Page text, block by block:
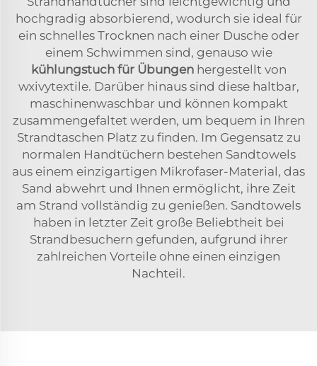
hochgradig absorbierend, wodurch sie ideal für
ein schnelles Trocknen nach einer Dusche oder
einem Schwimmen sind, genauso wie
kühlungstuch für Übungen hergestellt von
wxivytextile. Darüber hinaus sind diese haltbar,
maschinenwaschbar und können kompakt
zusammengefaltet werden, um bequem in Ihren
Strandtaschen Platz zu finden. Im Gegensatz zu
normalen Handtüchern bestehen Sandtowels
aus einem einzigartigen Mikrofaser-Material, das
Sand abwehrt und Ihnen ermöglicht, ihre Zeit
am Strand vollständig zu genießen. Sandtowels
haben in letzter Zeit große Beliebtheit bei
Strandbesuchern gefunden, aufgrund ihrer
zahlreichen Vorteile ohne einen einzigen
Nachteil.